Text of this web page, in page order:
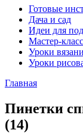
Готовые
Дача и сад
Идеи для
Мастер-
Уроки
Уроки
Главная
Пинетки
(14)